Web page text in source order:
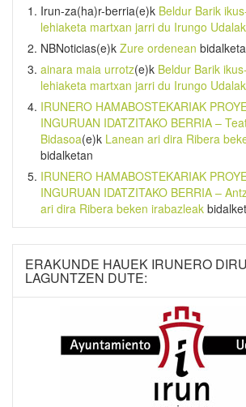
Irun-za(ha)r-berria(e)k Beldur Barik
lehiaketa martxan jarri du Irungo Udalak
NBNoticias(e)k Zure ordenean
ainara maia urrotz(e)k Beldur Barik
lehiaketa martxan jarri du Irungo Udalak
IRUNERO HAMABOSTEKARIAK
INGURUAN IDATZITAKO BERRIA –
Bidasoa(e)k Lanean ari dira Ribera
bidalketan
IRUNERO HAMABOSTEKARIAK
INGURUAN IDATZITAKO BERRIA –
ari dira Ribera beken irabazleak
ERAKUNDE HAUEK IRUNERO
LAGUNTZEN DUTE: